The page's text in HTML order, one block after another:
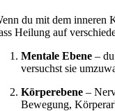
du mit dem inneren
Heilung auf
Mentale Ebene –
versuchst sie
Körperebene –
Bewegung,